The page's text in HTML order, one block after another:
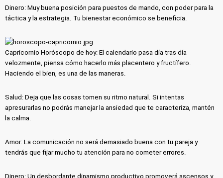
Dinero: Muy buena posición para puestos de mando, con poder para la
táctica y la estrategia. Tu bienestar económico se beneficia.
Capricornio Horóscopo de hoy: El calendario pasa día tras día
velozmente, piensa cómo hacerlo más placentero y fructífero.
Haciendo el bien, es una de las maneras.
Salud: Deja que las cosas tomen su ritmo natural. Si intentas
apresurarlas no podrás manejar la ansiedad que te caracteriza, mantén
la calma.
Amor: La comunicación no será demasiado buena con tu pareja y
tendrás que fijar mucho tu atención para no cometer errores.
Dinero: Un desbordante dinamismo productivo promoverá ascensos y